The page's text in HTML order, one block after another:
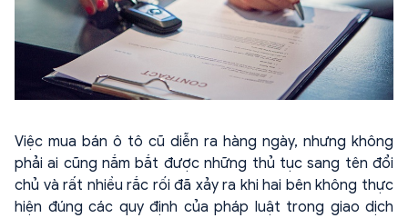
Việc mua bán ô tô cũ diễn ra hàng ngày, nhưng không
phải ai cũng nắm bắt được những thủ tục sang tên đổi
chủ và rất nhiều rắc rối đã xảy ra khi hai bên không thực
hiện đúng các quy định của pháp luật trong giao dịch